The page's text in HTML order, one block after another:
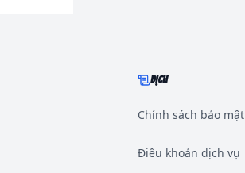
DỊCH
Chính sách bảo mật
Điều khoản dịch vụ